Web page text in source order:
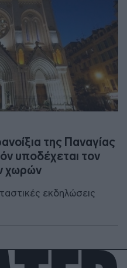
της Παναγίας
υποδέχεται τον
χωρών
εκδηλώσεις